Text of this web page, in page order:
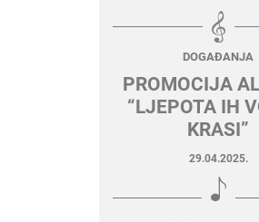
DOGAĐANJA
PROMOCIJA
“LJEPOTA IH
KRASI”
29.04.2025.